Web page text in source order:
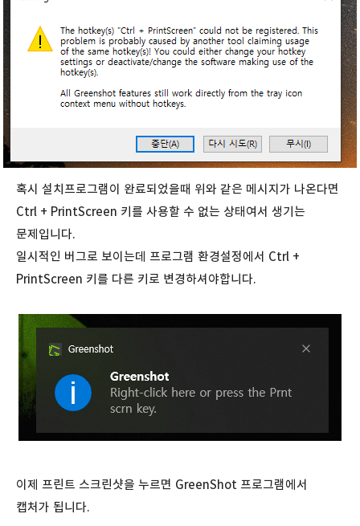
혹시 설치프로그램이 완료되었을때 위와 같은 메시지가 나온다면
Ctrl + PrintScreen 키를 사용할 수 없는 상태여서 생기는
문제입니다.
일시적인 버그로 보이는데 프로그램 환경설정에서 Ctrl +
PrintScreen 키를 다른 키로 변경하셔야합니다.
이제 프린트 스크린샷을 누르면 GreenShot 프로그램에서
캡처가 됩니다.